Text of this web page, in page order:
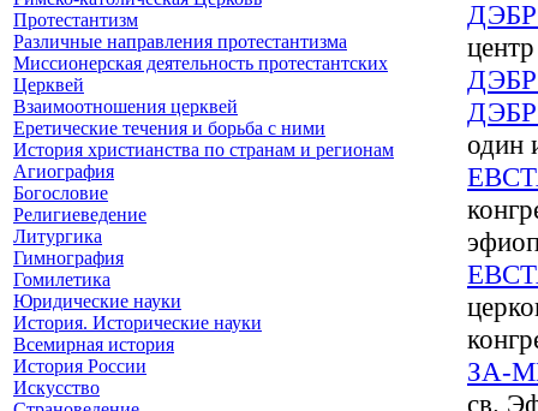
Протестантизм
Различные направления протестантизма
Миссионерская деятельность протестантских
Церквей
Взаимоотношения церквей
Еретические течения и борьба с ними
История христианства по странам и регионам
Агиография
Богословие
Религиеведение
Литургика
Гимнография
Гомилетика
Юридические науки
История. Исторические науки
Всемирная история
История России
Искусство
один
ЗА-
св.